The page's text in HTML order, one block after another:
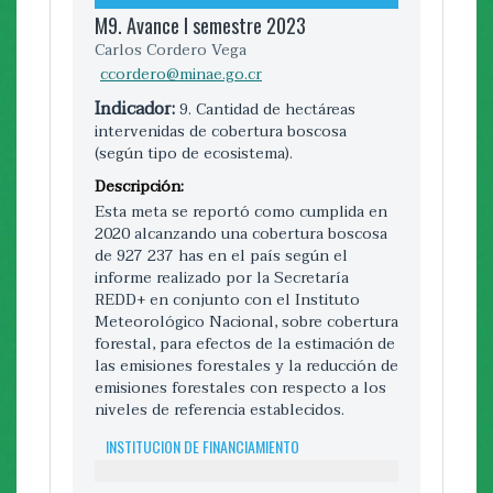
M9. Avance I semestre 2023
Carlos Cordero Vega
ccordero@minae.go.cr
Indicador:9. Cantidad de hectáreas
intervenidas de cobertura boscosa
(según tipo de ecosistema).
Descripción:
Esta meta se reportó como cumplida en
2020 alcanzando una cobertura boscosa
de 927 237 has en el país según el
informe realizado por la Secretaría
REDD+ en conjunto con el Instituto
Meteorológico Nacional, sobre cobertura
forestal, para efectos de la estimación de
las emisiones forestales y la reducción de
emisiones forestales con respecto a los
niveles de referencia establecidos.
INSTITUCION DE FINANCIAMIENTO
2019
M 10. Avance I semestre 2019
Natalia Vega nvega@fonafifo.go.cr
Indicador:10. Cantidad de hectáreas del
Programa de Pago por Servicios
Ambientales (PPSA) pagadas, bajo
restauración ecológica en territorios
indígenas (por territorio).
Descripción:
En el reporte de avance semestral por
la dinámica del programa a la fecha de
corte aún no se habían contrato
hectáreas en territorios indígenas no
obstante para el mes décimo la
contratación ya ha superado la meta
anual. La meta por alcanzar es de 50.000
2016 al 2020 donde la intención es
2024
M.11 Avance II semestre 2023
Fernando Mojica Ventancur
echaverri@minae.go.cr
Indicador:11a. Número de arboles
maderables y frutales sembrados dentro
de las cuencas prioritarias. 11b.
Porcentaje de aumento en la
productividad de cultivos y ganadería
dentro de las cuencas prioritarias.
11c.Número de obras de conservación de
s
Descripción:
Se ha concluido los procesos
planificados en las cuencas prioritarias
Jesús María, Barranca, por lo que el
avance total de la meta es de un 85%.